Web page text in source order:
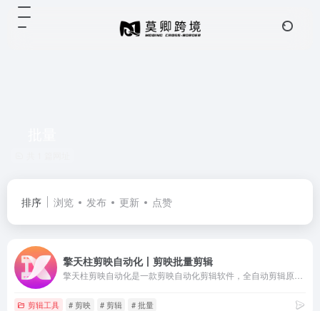
排序 浏览 发布 更新 点赞
擎天柱剪映自动化丨剪映批量剪辑
剪辑工具 # 剪映 # 剪辑 # 批量